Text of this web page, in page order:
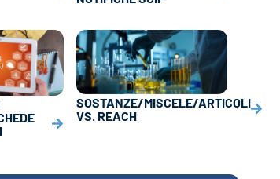
SOSTANZE/MISCELE/ARTICOLI
VS. REACH